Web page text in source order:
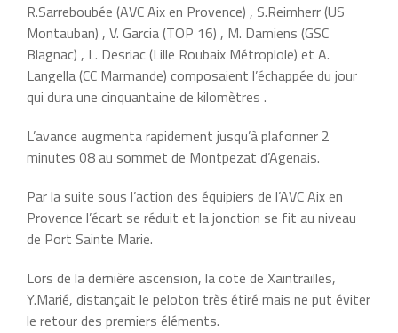
R.Sarreboubée (AVC Aix en Provence) , S.Reimherr (US
Montauban) , V. Garcia (TOP 16) , M. Damiens (GSC
Blagnac) , L. Desriac (Lille Roubaix Métroplole) et A.
Langella (CC Marmande) composaient l’échappée du jour
qui dura une cinquantaine de kilomètres .
L’avance augmenta rapidement jusqu’à plafonner 2
minutes 08 au sommet de Montpezat d’Agenais.
Par la suite sous l’action des équipiers de l’AVC Aix en
Provence l’écart se réduit et la jonction se fit au niveau
de Port Sainte Marie.
Lors de la dernière ascension, la cote de Xaintrailles,
Y.Marié, distançait le peloton très étiré mais ne put éviter
le retour des premiers éléments.